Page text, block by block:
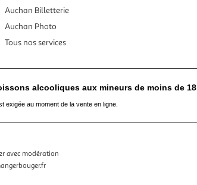
Auchan Billetterie
Auchan Photo
Tous nos services
alcooliques aux mineurs de moins de
exigée au moment de la vente en ligne.
avec modération